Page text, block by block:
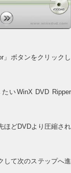
」ボタンをクリックし
いWinX DVD Ripper
ほどDVDより圧縮され
して次のステップへ進